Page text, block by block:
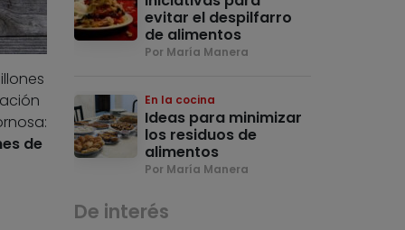
de
evitar el despilfarro
de alimentos
Por María Manera
En la cocina
Ideas para minimizar
los residuos de
alimentos
Por María Manera
De interés